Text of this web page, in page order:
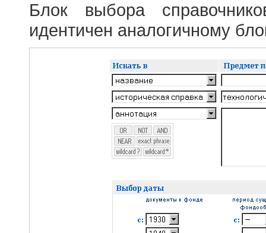
Блок выбора
идентичен аналогичному